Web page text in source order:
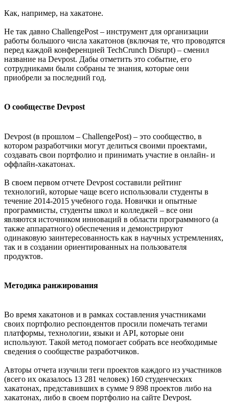
Как, например, на хакатоне.
Не так давно ChallengePost – инструмент для организации
работы большого числа хакатонов (включая те, что проводятся
перед каждой конференцией TechCrunch Disrupt) – сменил
название на Devpost. Дабы отметить это событие, его
сотрудниками были собраны те знания, которые они
приобрели за последний год.
О сообществе Devpost
Devpost (в прошлом – ChallengePost) – это сообщество, в
котором разработчики могут делиться своими проектами,
создавать свои портфолио и принимать участие в онлайн- и
оффлайн-хакатонах.
В своем первом отчете Devpost составили рейтинг
технологий, которые чаще всего использовали студенты в
течение 2014-2015 учебного года. Новички и опытные
программисты, студенты школ и колледжей – все они
являются источником инноваций в области программного (а
также аппаратного) обеспечения и демонстрируют
одинаковую заинтересованность как в научных устремлениях,
так и в создании ориентированных на пользователя
продуктов.
Методика ранжирования
Во время хакатонов и в рамках составления участниками
своих портфолио респондентов просили помечать тегами
платформы, технологии, языки и API, которые они
используют. Такой метод помогает собрать все необходимые
сведения о сообществе разработчиков.
Авторы отчета изучили теги проектов каждого из участников
(всего их оказалось 13 281 человек) 160 студенческих
хакатонах, представивших в сумме 9 898 проектов либо на
хакатонах, либо в своем портфолио на сайте Devpost.